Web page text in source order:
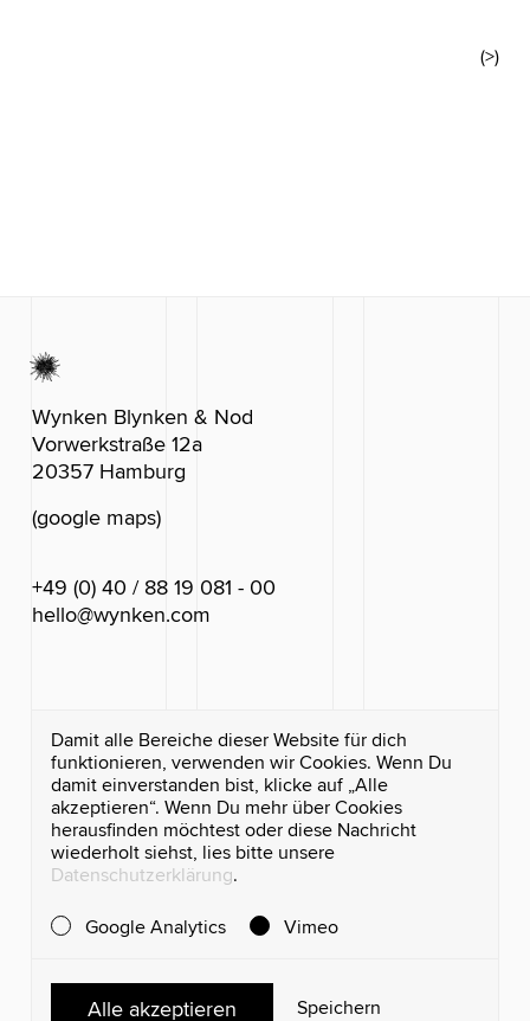
Damit alle Bereiche dieser Website für dich
funktionieren, verwenden wir Cookies. Wenn Du
damit einverstanden bist, klicke auf „Alle
akzeptieren“. Wenn Du mehr über Cookies
herausfinden möchtest oder diese Nachricht
wiederholt siehst, lies bitte unsere
Datenschutzerklärung.
Google Analytics Vimeo
Alle akzeptieren Speichern
(>)
Wynken Blynken & Nod
Vorwerkstraße 12a
20357 Hamburg
(google maps)
+49 (0) 40 / 88 19 081 - 00
hello@wynken.com
(instagram)
(facebook)
(Datenschutz)
(Impressum)